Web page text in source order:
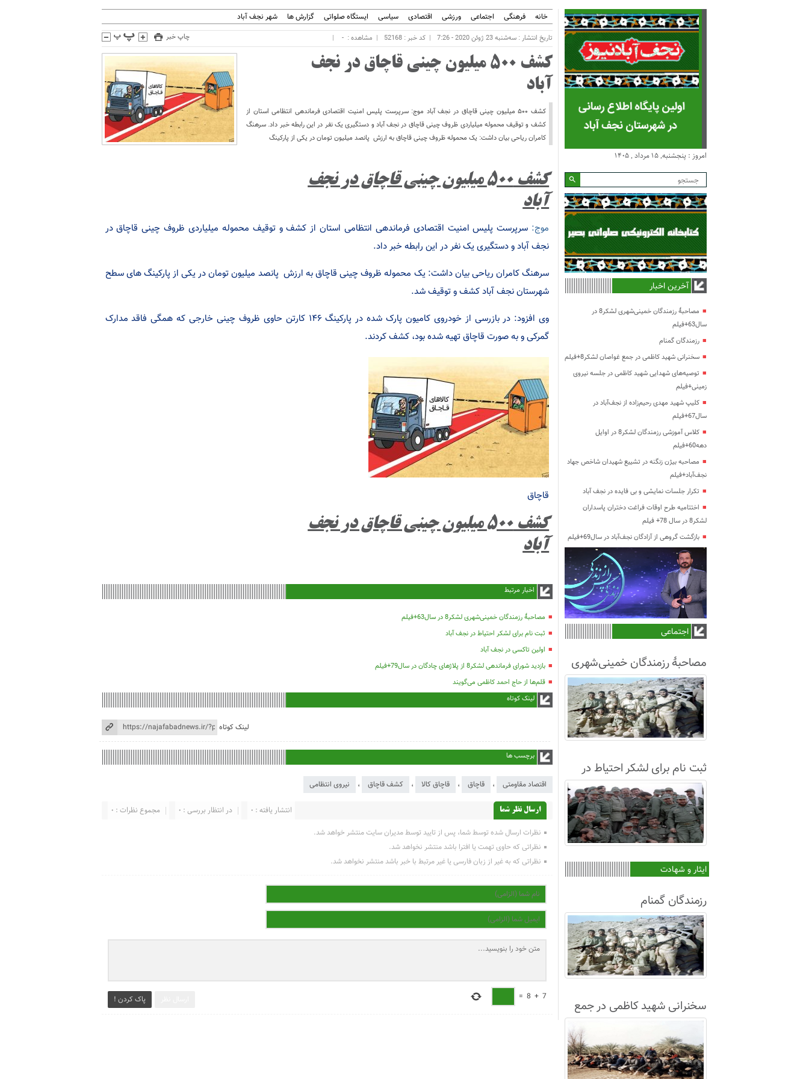
خانه فرهنگی اجتماعی ورزشی اقتصادی سیاسی ایستگاه صلواتی گزارش ها شهر نجف آباد
تاریخ انتشار : سه‌شنبه 23 ژوئن 2020 - 7:26 کد خبر : 52168 مشاهده : - چاپ خبر
کشف ۵۰۰ میلیون چینی قاچاق در نجف
آباد
کشف ۵۰۰ میلیون چینی قاچاق در نجف آباد موج: سرپرست پلیس امنیت اقتصادی فرماندهی انتظامی استان از
کشف و توقیف محموله میلیاردی ظروف چینی قاچاق در نجف آباد و دستگیری یک نفر در این رابطه خبر داد. سرهنگ
کامران ریاحی بیان داشت: یک محموله ظروف چینی قاچاق به ارزش پانصد میلیون تومان در یکی از پارکینگ
کشف ۵۰۰ میلیون چینی قاچاق در نجف
آباد
موج: سرپرست پلیس امنیت اقتصادی فرماندهی انتظامی استان از کشف و توقیف محموله میلیاردی ظروف چینی قاچاق در
نجف آباد و دستگیری یک نفر در این رابطه خبر داد.
سرهنگ کامران ریاحی بیان داشت: یک محموله ظروف چینی قاچاق به ارزش پانصد میلیون تومان در یکی از پارکینگ های سطح
شهرستان نجف آباد کشف و توقیف شد.
وی افزود: در بازرسی از خودروی کامیون پارک شده در پارکینگ ۱۴۶ کارتن حاوی ظروف چینی خارجی که همگی فاقد مدارک
گمرکی و به صورت قاچاق تهیه شده بود، کشف کردند.
قاچاق
کشف ۵۰۰ میلیون چینی قاچاق در نجف
آباد
اخبار مرتبط
مصاحبۀ رزمندگان خمینی‌شهری لشکر8 در سال63+فیلم
ثبت نام برای لشکر احتیاط در نجف آباد
اولین تاکسی در نجف آباد
بازدید شورای فرماندهی لشکر8 از پلاژهای چادگان در سال79+فیلم
قلم‌ها از حاج احمد کاظمی می‌گویند
لینک کوتاه
لینک کوتاه
برچسب ها
اقتصاد مقاومتی ، قاچاق ، قاچاق کالا ، کشف قاچاق ، نیروی انتظامی
ارسال نظر شما مجموع نظرات : 0 در انتظار بررسی : 0 انتشار یافته : 0
نظرات ارسال شده توسط شما، پس از تایید توسط مدیران سایت منتشر خواهد شد.
نظراتی که حاوی تهمت یا افترا باشد منتشر نخواهد شد.
نظراتی که به غیر از زبان فارسی یا غیر مرتبط با خبر باشد منتشر نخواهد شد.
پاک کردن ! 7
+
8
=
امروز : پنجشنبه, ۱۵ مرداد , ۱۴۰۵
آخرین اخبار
مصاحبۀ رزمندگان خمینی‌شهری لشکر8 در
سال63+فیلم
رزمندگان گمنام
سخنرانی شهید کاظمی در جمع غواصان لشکر8+فیلم
توصیه‌های شهدایی شهید کاظمی در جلسه نیروی
زمینی+فیلم
کلیپ شهید مهدی رحیم‌زاده از نجف‌آباد در
سال67+فیلم
کلاس آموزشی رزمندگان لشکر8 در اوایل
دهه60+فیلم
مصاحبه بیژن زنگنه در تشییع شهیدان شاخص جهاد
نجف‌آباد+فیلم
تکرار جلسات نمایشی و بی فایده در نجف آباد
اختتامیه طرح اوقات فراغت دختران پاسداران
لشکر8 در سال 78+ فیلم
بازگشت گروهی از آزادگان نجف‌آباد در سال69+فیلم
اجتماعی
مصاحبۀ رزمندگان خمینی‌شهری
لشکر8 در سال63+فیلم
ثبت نام برای لشکر احتیاط در
نجف آباد
ایثار و شهادت
رزمندگان گمنام
سخنرانی شهید کاظمی در جمع
غواصان لشکر8+فیلم